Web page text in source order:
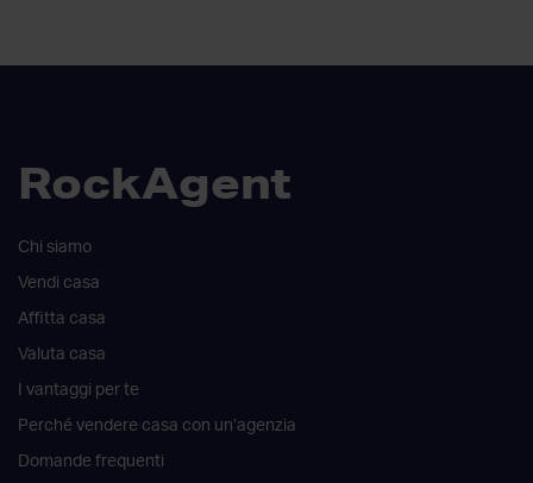
RockAgent
Chi siamo
Vendi casa
Affitta casa
Valuta casa
I vantaggi per te
Perché vendere casa con un’agenzia
Domande frequenti